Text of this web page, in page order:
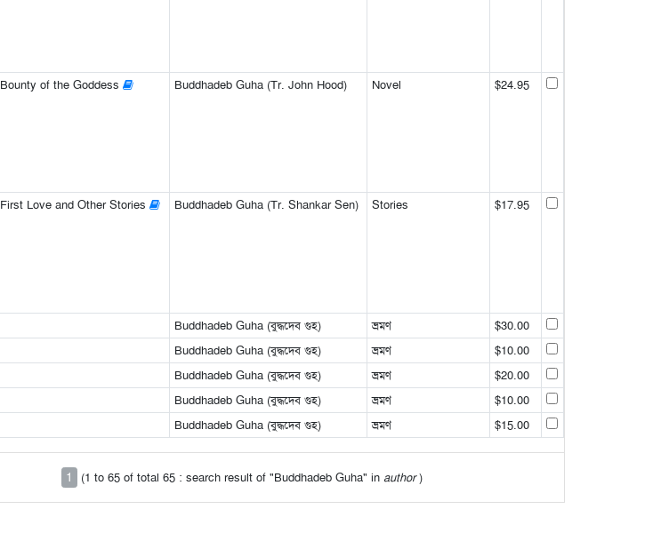
Bounty of the Goddess Buddhadeb Guha (Tr. John Hood) Novel $24.95
First Love and Other Stories Buddhadeb Guha (Tr. Shankar Sen) Stories $17.95
Buddhadeb Guha (বুদ্ধদেব গুহ) ভ্রমণ
$30.00
Buddhadeb Guha (বুদ্ধদেব গুহ) ভ্রমণ
$10.00
Buddhadeb Guha (বুদ্ধদেব গুহ) ভ্রমণ
$20.00
Buddhadeb Guha (বুদ্ধদেব গুহ) ভ্রমণ
$10.00
Buddhadeb Guha (বুদ্ধদেব গুহ) ভ্রমণ $15.00
1 (1 to 65 of total 65 : search result of "Buddhadeb Guha" in author)